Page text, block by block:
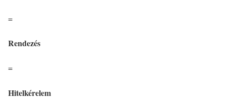
=
Rendezés
=
Hitelkérelem